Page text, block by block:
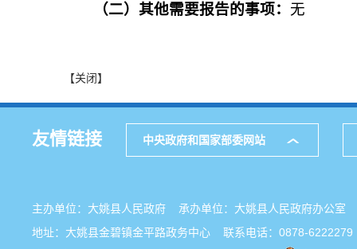
（二）其他需要报告的事项： 无
【关闭】
友情链接 中央政府和国家部委网站
主办单位：大姚县人民政府 承办单位：大姚县人民政府办公
地址：大姚县金碧镇金平路政务中心 联系电话：0878-6222279